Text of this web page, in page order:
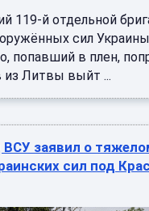
119-й отдельной
сил
попавший в плен,
из Литвы выйт ...
заявил о
сил под